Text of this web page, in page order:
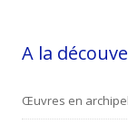
A la
Œuvres en archipel